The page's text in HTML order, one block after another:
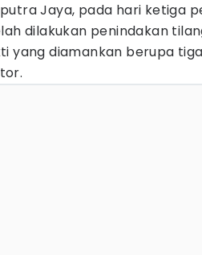
Jaya, pada hari ketiga
dilakukan penindakan
yang diamankan berupa